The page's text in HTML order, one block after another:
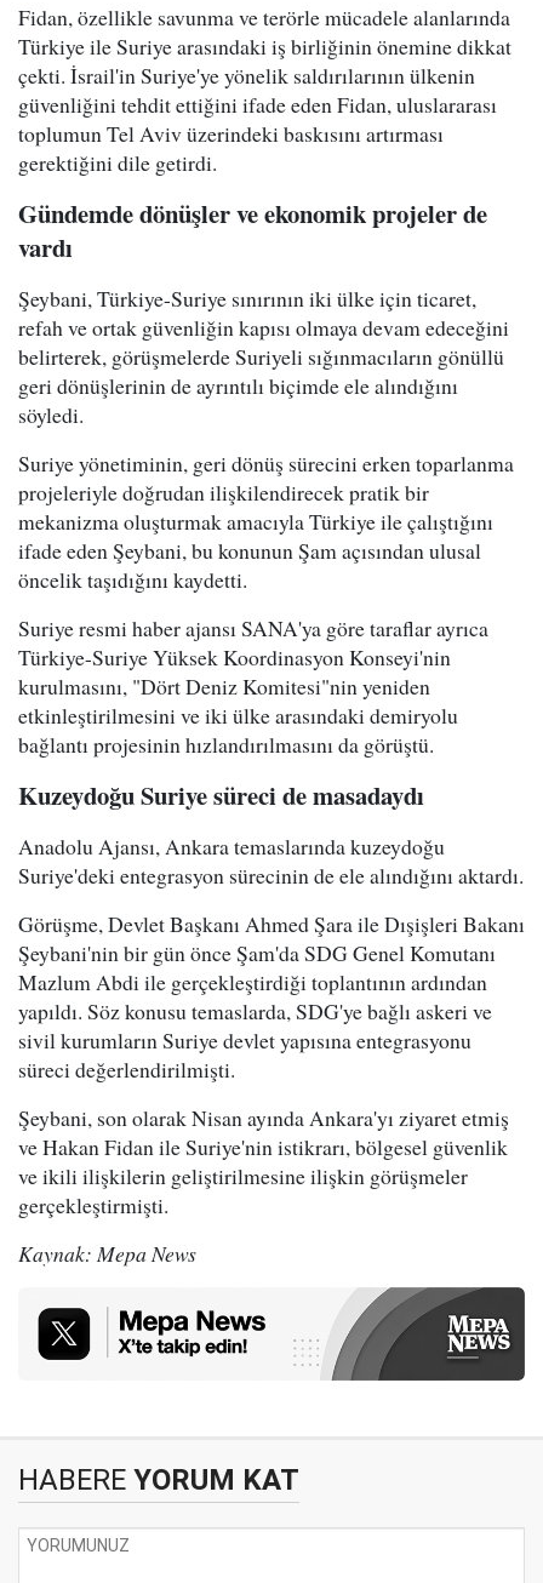
Fidan, özellikle savunma ve terörle mücadele alanlarında
Türkiye ile Suriye arasındaki iş birliğinin önemine dikkat
çekti. İsrail'in Suriye'ye yönelik saldırılarının ülkenin
güvenliğini tehdit ettiğini ifade eden Fidan, uluslararası
toplumun Tel Aviv üzerindeki baskısını artırması
gerektiğini dile getirdi.
Gündemde dönüşler ve ekonomik projeler de
vardı
Şeybani, Türkiye-Suriye sınırının iki ülke için ticaret,
refah ve ortak güvenliğin kapısı olmaya devam edeceğini
belirterek, görüşmelerde Suriyeli sığınmacıların gönüllü
geri dönüşlerinin de ayrıntılı biçimde ele alındığını
söyledi.
Suriye yönetiminin, geri dönüş sürecini erken toparlanma
projeleriyle doğrudan ilişkilendirecek pratik bir
mekanizma oluşturmak amacıyla Türkiye ile çalıştığını
ifade eden Şeybani, bu konunun Şam açısından ulusal
öncelik taşıdığını kaydetti.
Suriye resmi haber ajansı SANA'ya göre taraflar ayrıca
Türkiye-Suriye Yüksek Koordinasyon Konseyi'nin
kurulmasını, "Dört Deniz Komitesi"nin yeniden
etkinleştirilmesini ve iki ülke arasındaki demiryolu
bağlantı projesinin hızlandırılmasını da görüştü.
Kuzeydoğu Suriye süreci de masadaydı
Anadolu Ajansı, Ankara temaslarında kuzeydoğu
Suriye'deki entegrasyon sürecinin de ele alındığını aktardı.
Görüşme, Devlet Başkanı Ahmed Şara ile Dışişleri Bakanı
Şeybani'nin bir gün önce Şam'da SDG Genel Komutanı
Mazlum Abdi ile gerçekleştirdiği toplantının ardından
yapıldı. Söz konusu temaslarda, SDG'ye bağlı askeri ve
sivil kurumların Suriye devlet yapısına entegrasyonu
süreci değerlendirilmişti.
Şeybani, son olarak Nisan ayında Ankara'yı ziyaret etmiş
ve Hakan Fidan ile Suriye'nin istikrarı, bölgesel güvenlik
ve ikili ilişkilerin geliştirilmesine ilişkin görüşmeler
gerçekleştirmişti.
Kaynak: Mepa News
HABERE YORUM KAT